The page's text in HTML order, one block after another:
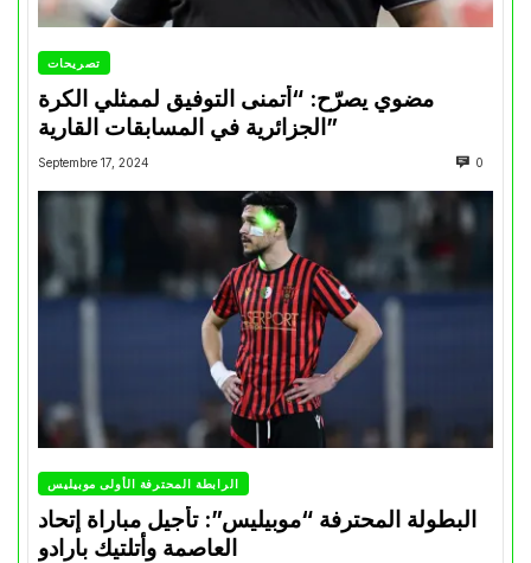
تصريحات
مضوي يصرّح: “أتمنى التوفيق لممثلي الكرة
الجزائرية في المسابقات القارية”
Septembre 17, 2024 0
الرابطة المحترفة الأولى موبيليس
البطولة المحترفة “موبيليس”: تأجيل مباراة إتحاد
العاصمة وأتلتيك بارادو